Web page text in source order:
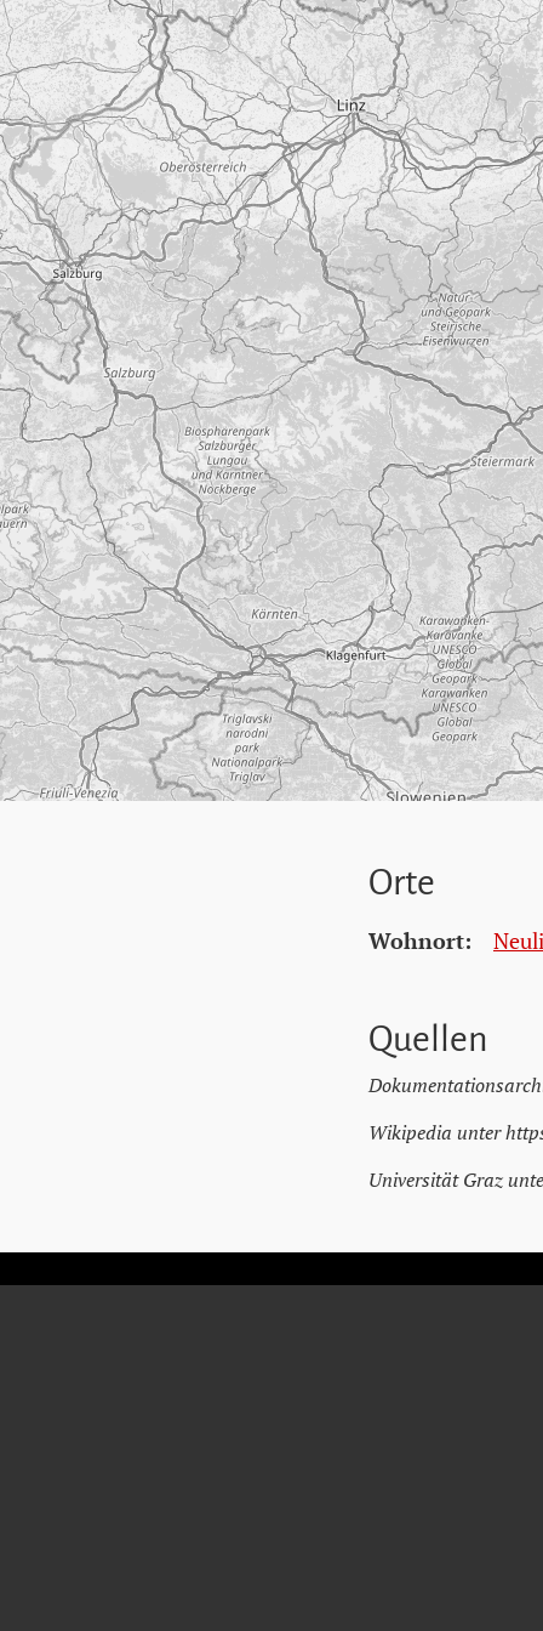
Orte
Wohnort:
Quellen
Wikipedia unter
Universität Graz